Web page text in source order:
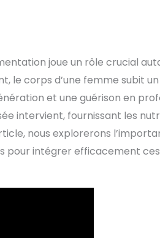
joue un rôle crucial
le corps d’une femme subit un
et une guérison en
intervient, fournissant les
nous explorerons
pour intégrer efficacement